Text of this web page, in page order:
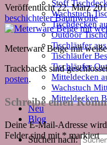
Stoff
Wachstuch
Tischdecken
Outdoor
Tischläufer
Tischläufer
Tischläufer
Mitteldecken
Wachstuch
Mitteldecken
Neu
Blog
Suchen nach:
Veröffentlicht22. März
beschichteter Baumwolle
Meterware Beige mit
Trackbacks sind
posten.
Schreibe einen
Deine E-Mail-Adresse
Felder sind mit * markiert